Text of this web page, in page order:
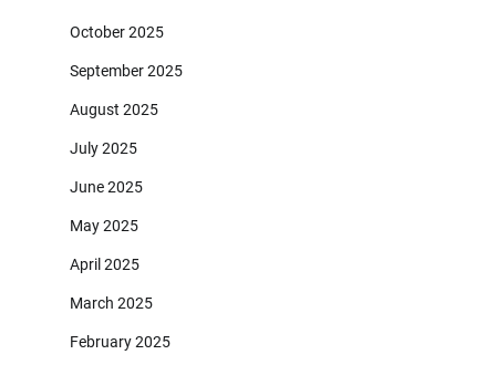
October 2025
September 2025
August 2025
July 2025
June 2025
May 2025
April 2025
March 2025
February 2025